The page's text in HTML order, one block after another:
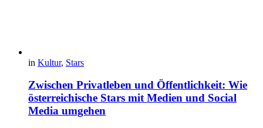
in Kultur, Stars
Zwischen Privatleben und Öffentlichkeit: Wie
österreichische Stars mit Medien und Social
Media umgehen